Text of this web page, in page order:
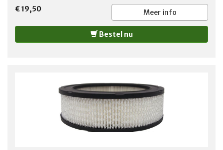
€ 19,50 Meer info
Bestel nu